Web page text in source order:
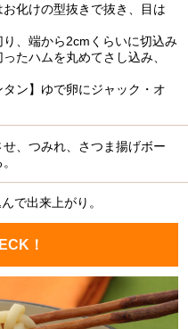
お化けの型抜きで抜き、目は
り、端から2cmくらいに切込み
たハムを丸めてさし込み、
タン】ゆで卵にジャック・オ
、つみれ、さつま揚げボー
で出来上がり。
！